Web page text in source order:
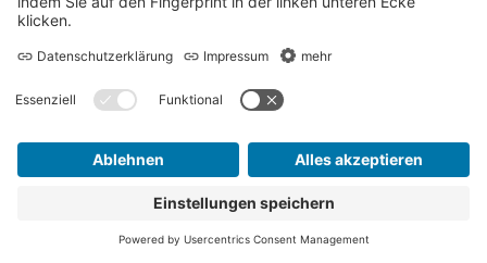
Kontakt
Sitemap
Impressum
Social Media-Kanäle des
DRK Ortsverein Reinheim